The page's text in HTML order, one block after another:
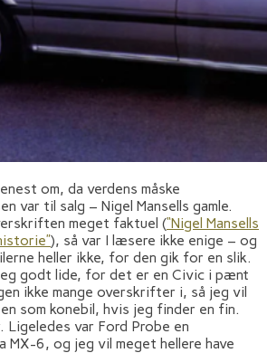
om, da verdens måske
var til salg – Nigel Mansells gamle.
meget faktuel (“Nigel Mansells
), så var I læsere ikke enige – og
heller ikke, for den gik for en slik.
godt lide, for det er en Civic i pænt
ikke mange overskrifter i, så jeg vil
som konebil, hvis jeg finder en fin.
Ligeledes var Ford Probe en
MX-6, og jeg vil meget hellere have